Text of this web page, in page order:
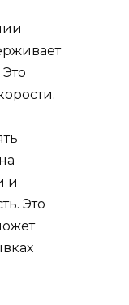
и
Это